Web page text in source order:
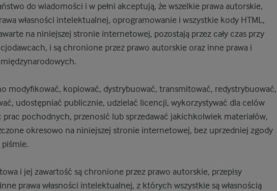
do wiadomości i w pełni akceptują, że wszelkie prawa autorskie,
własności intelektualnej, oprogramowanie i wszystkie kody HTML,
na niniejszej stronie internetowej, pozostają przez cały czas przy
i są chronione przez prawo autorskie oraz inne prawa i
modyfikować, kopiować, dystrybuować, transmitować, redystrybuować,
udostępniać publicznie, udzielać licencji, wykorzystywać dla celów
pochodnych, przenosić lub sprzedawać jakichkolwiek materiałów,
okresowo na niniejszej stronie internetowej, bez uprzedniej zgody
i jej zawartość są chronione przez prawo autorskie, przepisy
prawa własności intelektualnej, z których wszystkie są własnością